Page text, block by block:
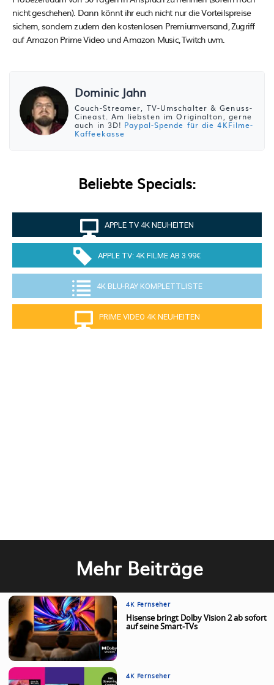
nicht geschehen). Dann könnt ihr euch nicht nur die Vorteilspreise
sichern, sondern zudem den kostenlosen Premiumversand, Zugriff
auf Amazon Prime Video und Amazon Music, Twitch uvm.
Dominic Jahn
Couch-Streamer, TV-Umschalter & Genuss-
Cineast. Am liebsten im Originalton, gerne
auch in 3D! Paypal-Spende für die 4KFilme-
Kaffeekasse
Beliebte Specials:
APPLE TV 4K NEUHEITEN
APPLE TV: 4K FILME AB 3.99€
4K BLU-RAY KOMPLETTLISTE
PRIME VIDEO 4K NEUHEITEN
Mehr Beiträge
4K Fernseher
Hisense bringt Dolby Vision 2 ab sofort
auf seine Smart-TVs
4K Fernseher